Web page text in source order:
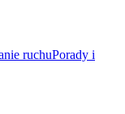
ruchuPorady i